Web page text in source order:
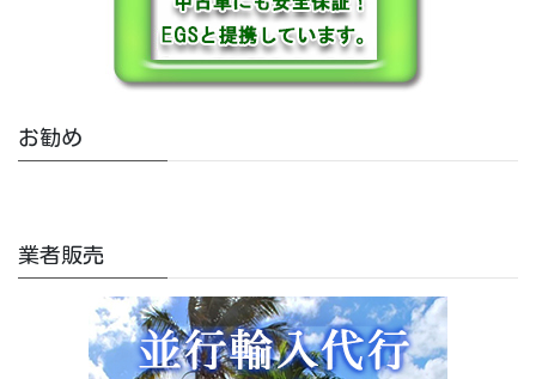
お勧め
業者販売